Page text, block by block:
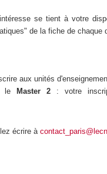
se tient à votre
de la fiche de chaque
aux unités
leMaster 2 : votre
écrire à